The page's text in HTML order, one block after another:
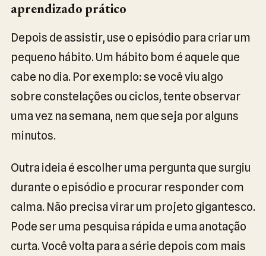
aprendizado prático
Depois de assistir, use o episódio para criar um
pequeno hábito. Um hábito bom é aquele que
cabe no dia. Por exemplo: se você viu algo
sobre constelações ou ciclos, tente observar
uma vez na semana, nem que seja por alguns
minutos.
Outra ideia é escolher uma pergunta que surgiu
durante o episódio e procurar responder com
calma. Não precisa virar um projeto gigantesco.
Pode ser uma pesquisa rápida e uma anotação
curta. Você volta para a série depois com mais